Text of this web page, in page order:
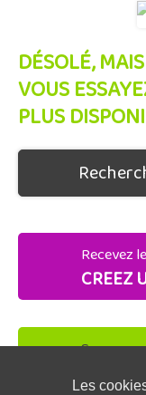
Les
DÉSOLÉ,
VOUS
PLUS
Recevez
CREEZ
Soyez